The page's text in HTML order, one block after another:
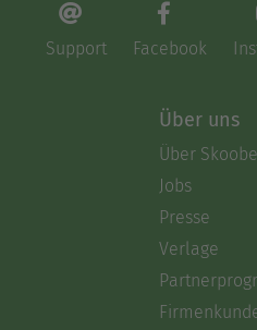
Support Facebook
Über uns
Über Skoobe
Jobs
Presse
Verlage